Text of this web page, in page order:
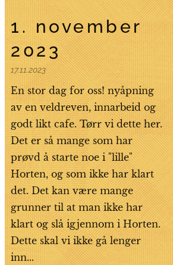
1. november
2023
17.11.2023
En stor dag for oss! nyåpning
av en veldreven, innarbeid og
godt likt cafe. Tørr vi dette her.
Det er så mange som har
prøvd å starte noe i "lille"
Horten, og som ikke har klart
det. Det kan være mange
grunner til at man ikke har
klart og slå igjennom i Horten.
Dette skal vi ikke gå lenger
inn...